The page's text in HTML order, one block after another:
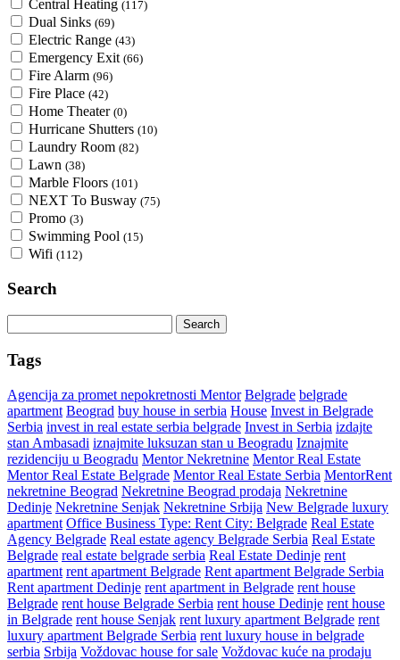
Central Heating (117)
Dual Sinks (69)
Electric Range (43)
Emergency Exit (66)
Fire Alarm (96)
Fire Place (42)
Home Theater (0)
Hurricane Shutters (10)
Laundry Room (82)
Lawn (38)
Marble Floors (101)
NEXT To Busway (75)
Promo (3)
Swimming Pool (15)
Wifi (112)
Search
for:
Tags
Agencija za promet nepokretnosti Mentor Belgrade belgrade
apartment Beograd buy house in serbia House Invest in Belgrade
Serbia invest in real estate serbia belgrade Invest in Serbia izdajte
stan Ambasadi iznajmite luksuzan stan u Beogradu Iznajmite
rezidenciju u Beogradu Mentor Nekretnine Mentor Real Estate
Mentor Real Estate Belgrade Mentor Real Estate Serbia MentorRent
nekretnine Beograd Nekretnine Beograd prodaja Nekretnine
Dedinje Nekretnine Senjak Nekretnine Srbija New Belgrade luxury
apartment Office Business Type: Rent City: Belgrade Real Estate
Agency Belgrade Real estate agency Belgrade Serbia Real Estate
Belgrade real estate belgrade serbia Real Estate Dedinje rent
apartment rent apartment Belgrade Rent apartment Belgrade Serbia
Rent apartment Dedinje rent apartment in Belgrade rent house
Belgrade rent house Belgrade Serbia rent house Dedinje rent house
in Belgrade rent house Senjak rent luxury apartment Belgrade rent
luxury apartment Belgrade Serbia rent luxury house in belgrade
serbia Srbija Voždovac house for sale Voždovac kuće na prodaju